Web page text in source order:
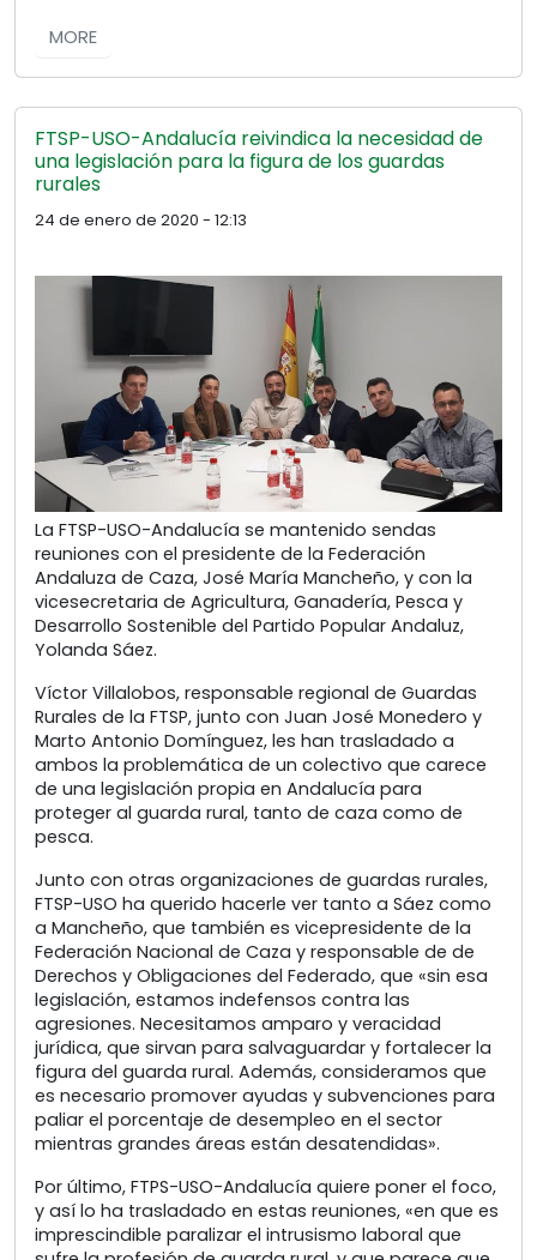
MORE
FTSP-USO-Andalucía reivindica la necesidad de
una legislación para la figura de los guardas
rurales
24 de enero de 2020 - 12:13
La FTSP-USO-Andalucía se mantenido sendas
reuniones con el presidente de la Federación
Andaluza de Caza, José María Mancheño, y con la
vicesecretaria de Agricultura, Ganadería, Pesca y
Desarrollo Sostenible del Partido Popular Andaluz,
Yolanda Sáez.
Víctor Villalobos, responsable regional de Guardas
Rurales de la FTSP, junto con Juan José Monedero y
Marto Antonio Domínguez, les han trasladado a
ambos la problemática de un colectivo que carece
de una legislación propia en Andalucía para
proteger al guarda rural, tanto de caza como de
pesca.
Junto con otras organizaciones de guardas rurales,
FTSP-USO ha querido hacerle ver tanto a Sáez como
a Mancheño, que también es vicepresidente de la
Federación Nacional de Caza y responsable de de
Derechos y Obligaciones del Federado, que «sin esa
legislación, estamos indefensos contra las
agresiones. Necesitamos amparo y veracidad
jurídica, que sirvan para salvaguardar y fortalecer la
figura del guarda rural. Además, consideramos que
es necesario promover ayudas y subvenciones para
paliar el porcentaje de desempleo en el sector
mientras grandes áreas están desatendidas».
Por último, FTPS-USO-Andalucía quiere poner el foco,
y así lo ha trasladado en estas reuniones, «en que es
imprescindible paralizar el intrusismo laboral que